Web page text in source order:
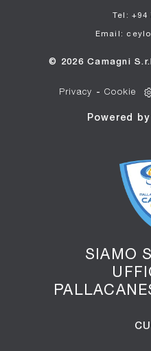
SIAMO
Tel: +94
Email:
© 2026 Camagni
Privacy -Cookie
Powered by